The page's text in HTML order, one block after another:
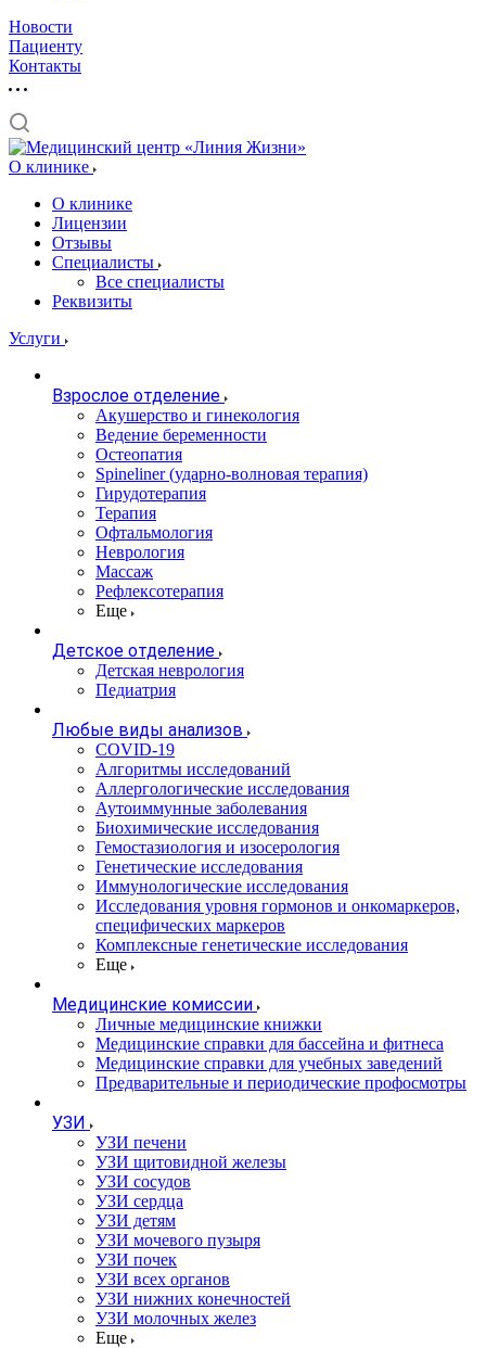
Новости
Пациенту
Контакты
О клинике
О клинике
Лицензии
Отзывы
Специалисты
Все специалисты
Реквизиты
Услуги
Взрослое отделение
Акушерство и гинекология
Ведение беременности
Остеопатия
Spineliner (ударно-волновая терапия)
Гирудотерапия
Терапия
Офтальмология
Неврология
Массаж
Рефлексотерапия
Еще
Детское отделение
Детская неврология
Педиатрия
Любые виды анализов
COVID-19
Алгоритмы исследований
Аллергологические исследования
Аутоиммунные заболевания
Биохимические исследования
Гемостазиология и изосерология
Генетические исследования
Иммунологические исследования
Исследования уровня гормонов и онкомаркеров,
специфических маркеров
Комплексные генетические исследования
Еще
Медицинские комиссии
Личные медицинские книжки
Медицинские справки для бассейна и фитнеса
Медицинские справки для учебных заведений
Предварительные и периодические профосмотры
УЗИ
УЗИ печени
УЗИ щитовидной железы
УЗИ сосудов
УЗИ сердца
УЗИ детям
УЗИ мочевого пузыря
УЗИ почек
УЗИ всех органов
УЗИ нижних конечностей
УЗИ молочных желез
Еще